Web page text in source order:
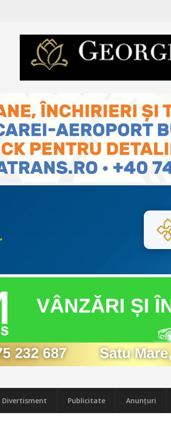
Divertisment Publicitate Anunțuri